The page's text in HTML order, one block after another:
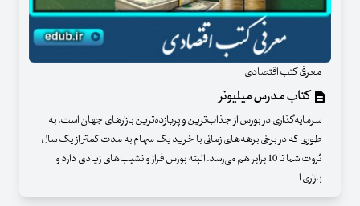
معرفی کتب اقتصادی
کتاب مدرس میلیونر
سرمایه‌گذاری در بورس از جذاب‌ترین و پربازده‌ترین بازارهای جهان است. به
طوری که در برخی برهه‌های زمانی با خرید یک سهام به مدت کمتر از یک سال
ثروت شما تا 10 برابر هم می‌رسد. البته بورس فراز و نشیب‌های زیادی دارد و
بازاری ا